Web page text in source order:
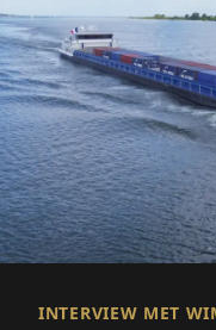
INTERVIEW MET